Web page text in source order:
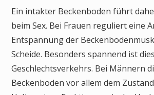
Ein intakter Beckenboden führt
beim Sex. Bei Frauen reguliert eine
Entspannung der
Scheide. Besonders spannend ist
Geschlechtsverkehrs. Bei Männern
Beckenboden vor allem dem